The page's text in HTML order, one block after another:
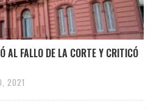
AL FALLO DE LA CORTE Y CRITICÓ
2021